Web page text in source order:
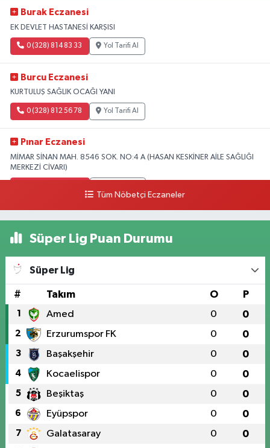
Burak Eczanesi
EK DEVLET HASTANESİ KARŞISI
0 (328) 814 83 33 Yol Tarifi Al
Burcu Eczanesi
KURTULUŞ SAĞLIK OCAĞI YANI
0 (328) 812 56 78 Yol Tarifi Al
Pınar Eczanesi
MİMAR SİNAN MAH. 8546 SOK. NO:4 A (HASAN KESKİNER AİLE SAĞLIĞI
MERKEZİ CİVARI)
Tüm Nöbetçi Eczaneler
Süper Lig Puan Durumu
Süper Lig
# Takım O P
1 Amed 0 0
2 Erzurumspor FK 0 0
3 Başakşehir 0 0
4 Kocaelispor 0 0
5 Beşiktaş 0 0
6 Eyüpspor 0 0
7 Galatasaray 0 0